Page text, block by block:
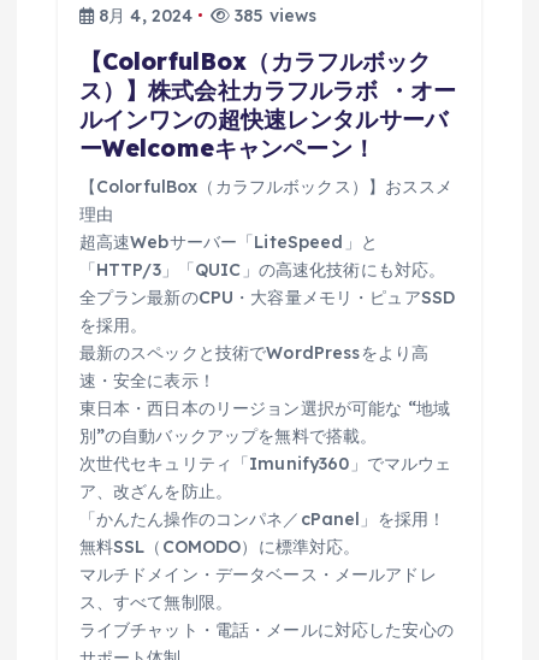
8月 4, 2024 385 views
【ColorfulBox（カラフルボック
ス）】株式会社カラフルラボ ・オー
ルインワンの超快速レンタルサーバ
ーWelcomeキャンペーン！
【ColorfulBox（カラフルボックス）】おススメ
理由
超高速Webサーバー「LiteSpeed」と
「HTTP/3」「QUIC」の高速化技術にも対応。
全プラン最新のCPU・大容量メモリ・ピュアSSD
を採用。
最新のスペックと技術でWordPressをより高
速・安全に表示！
東日本・西日本のリージョン選択が可能な “地域
別”の自動バックアップを無料で搭載。
次世代セキュリティ「Imunify360」でマルウェ
ア、改ざんを防止。
「かんたん操作のコンパネ／cPanel」を採用！
無料SSL（COMODO）に標準対応。
マルチドメイン・データベース・メールアドレ
ス、すべて無制限。
ライブチャット・電話・メールに対応した安心の